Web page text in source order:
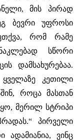
მის პირად
ბევრი უფროსი
რომ რამე
სწორი
დამსახურებაა.
კეთილი
როცა მასთან
მერილ სტრიპი
პირველი
ადამიანია, ვინც